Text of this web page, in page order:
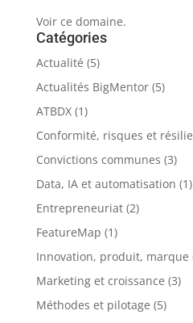
Voir ce domaine.
Catégories
Actualité (5)
Actualités BigMentor(5)
ATBDX(1)
Conformité, risques et
Convictions communes (3)
Data, IA et automatisation (1)
Entrepreneuriat(2)
FeatureMap (1)
Innovation, produit, marque
Marketing et croissance (3)
Méthodes et pilotage (5)